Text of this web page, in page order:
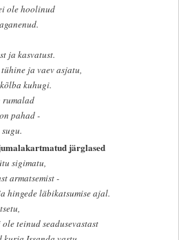
ole hoolinud
ja kasvatust.
ja vaev asjatu,
kuhugi.
rumalad
pahad -
järglased
sigimatu,
armatsemist -
hingede läbikatsumise ajal.
ole teinud seadusevastast